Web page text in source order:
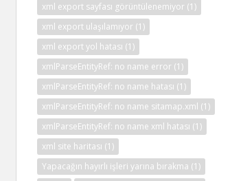
xml export sayfası görüntülenemiyor (1)
xml export ulaşılamıyor (1)
xml export yol hatası (1)
xmlParseEntityRef: no name error (1)
xmlParseEntityRef: no name hatası (1)
xmlParseEntityRef: no name sitamap.xml (1)
xmlParseEntityRef: no name xml hatası (1)
xml site haritası (1)
Yapacağın hayırlı işleri yarına bırakma (1)